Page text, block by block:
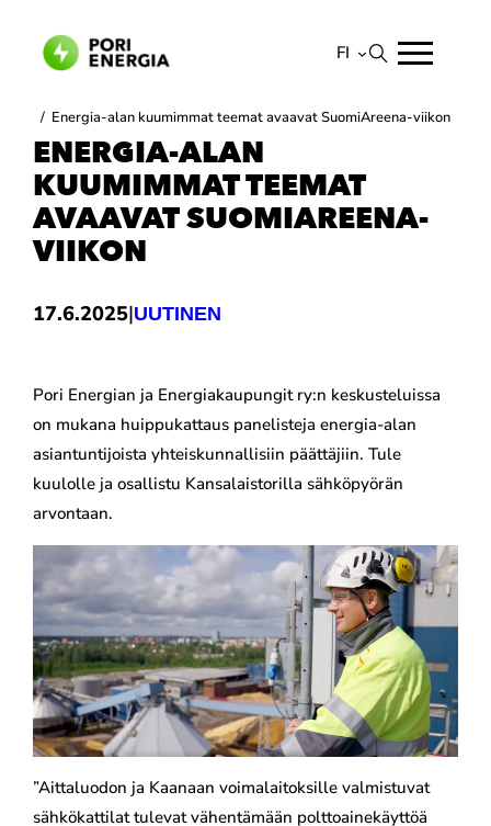
sisältöön
FI
Suomi
/ Energia-alan kuumimmat teemat avaavat SuomiAreena-viikon
ENERGIA-ALAN
KUUMIMMAT TEEMAT
AVAAVAT SUOMIAREENA-
VIIKON
17.6.2025|UUTINEN
Pori Energian ja Energiakaupungit ry:n keskusteluissa
on mukana huippukattaus panelisteja energia-alan
asiantuntijoista yhteiskunnallisiin päättäjiin. Tule
kuulolle ja osallistu Kansalaistorilla sähköpyörän
arvontaan.
”Aittaluodon ja Kaanaan voimalaitoksille valmistuvat
sähkökattilat tulevat vähentämään polttoainekäyttöä